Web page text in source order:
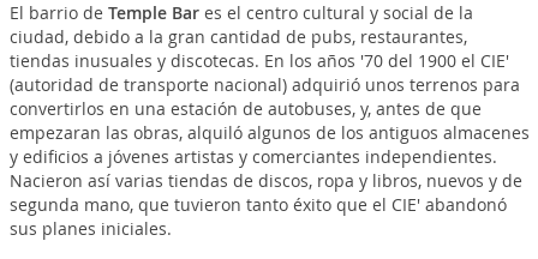
El barrio de Temple Bares el centro cultural y social de la
ciudad, debido a la gran cantidad de pubs, restaurantes,
tiendas inusuales y discotecas. En los años '70 del 1900 el CIE'
(autoridad de transporte nacional) adquirió unos terrenos para
convertirlos en una estación de autobuses, y, antes de que
empezaran las obras, alquiló algunos de los antiguos almacenes
y edificios a jóvenes artistas y comerciantes independientes.
Nacieron así varias tiendas de discos, ropa y libros, nuevos y de
segunda mano, que tuvieron tanto éxito que el CIE' abandonó
sus planes iniciales.